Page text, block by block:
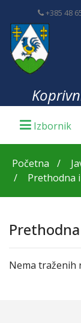
+385 48
Početna
Prethodna
Nema traženih